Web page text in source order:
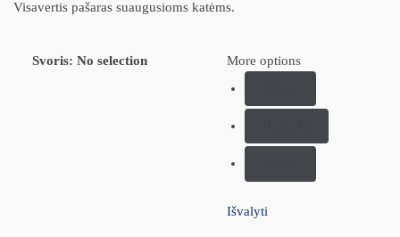
Visavertis pašaras suaugusioms katėms.
Svoris: No selection More options
Išvalyti